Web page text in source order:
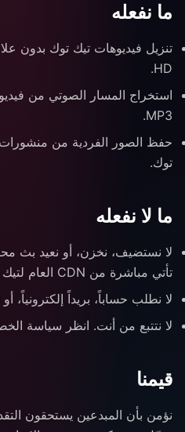
ما نفعله
تنزيل فيديوهات تيك توك بدون
HD.
استخراج المسار الصوتي من
MP3.
حفظ الصور الفردية من
توك.
ما لا نفعله
لا نستضيف، نخزن، أو نعيد بث
تأتي مباشرة من CDN العام لتيك توك.
لا نطلب حساباً، بريداً
لا نتتبع من أنت. انظر سياسة
قيمنا
نؤمن بأن المبدعين يستحقون